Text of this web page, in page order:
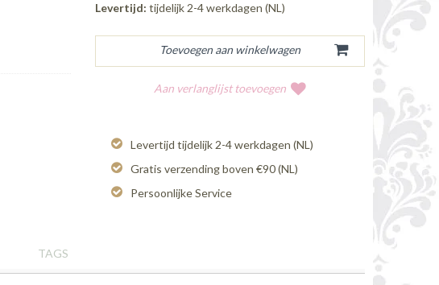
Levertijd: tijdelijk 2-4 werkdagen (NL)
Aan verlanglijst toevoegen
Levertijd tijdelijk 2-4 werkdagen (NL)
Gratis verzending boven €90 (NL)
Persoonlijke Service
TAGS